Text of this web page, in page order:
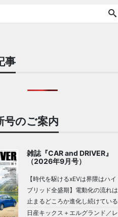
事
号のご案内
雑誌『CAR and DRIVER』
（2026年9月号）
【時代を駆けるxEVは界隈はハイ
ブリッド全盛期】電動化の流れは
止まるどころか進化し続けている
日産キックス＋エルグランド／レ